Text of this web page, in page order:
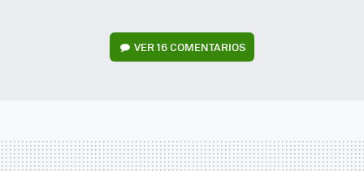
VER16 COMENTARIOS